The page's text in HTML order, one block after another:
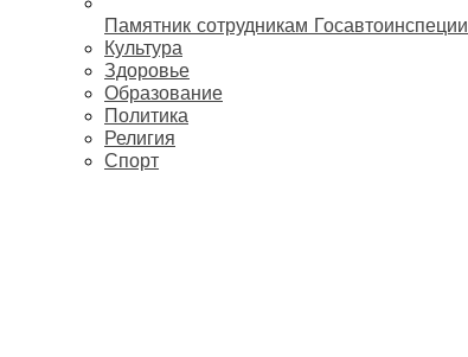
Памятник сотрудникам
Культура
Здоровье
Образование
Политика
Религия
Спорт